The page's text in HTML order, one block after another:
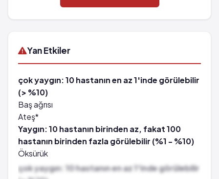
Yan Etkiler
çok yaygın: 10 hastanın en az 1'inde görülebilir
(> %10)
Baş ağrısı
Ateş*
Yaygın: 10 hastanın birinden az, fakat 100
hastanın birinden fazla görülebilir (%1 - %10)
Öksürük
Sırt ağrısı
çok yaygın: 10 hastanın en az 1'inde görülebilir